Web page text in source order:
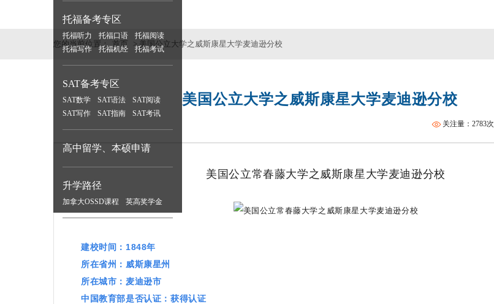
托福备考专区
托福听力 托福口语
托福阅读
托福写作
托福机经 托福考试
SAT备考专区
SAT数学 SAT语法
SAT阅读
SAT写作
SAT指南 SAT考讯
高中留学、本硕申请
升学路径
加拿大OSSD课程 英高奖学金
您的当前位置： 首页 > 美国公立大学之威斯康星大学麦迪逊分校
美国公立大学之威斯康星大学麦迪逊分校
关注量：2783次
美国公立常春藤大学之威斯康星大学麦迪逊分校
建校时间：1848年
所在省州：威斯康星州
所在城市：麦迪逊市
中国教育部是否认证：获得认证
托福一对二 沈阳SAT一对一 托福培训课